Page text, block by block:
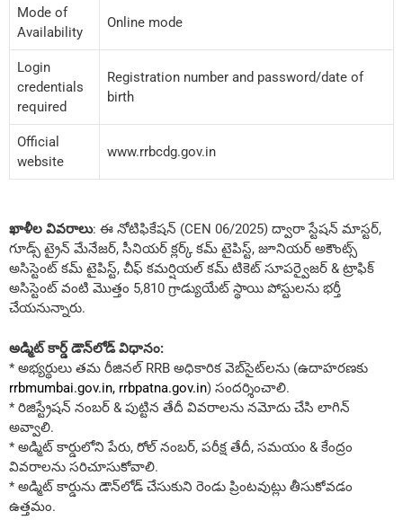
Mode of
Availability
Online mode
Login
credentials
required
Registration number and password/date of
birth
Official
website
www.rrbcdg.gov.in
ఖాళీల వివరాలు: ఈ నోటిఫికేషన్ (CEN 06/2025) ద్వారా స్టేషన్ మాస్టర్,
గూడ్స్ ట్రైన్ మేనేజర్, సీనియర్ క్లర్క్ కమ్ టైపిస్ట్, జూనియర్ అకౌంట్స్
అసిస్టెంట్ కమ్ టైపిస్ట్, చీఫ్ కమర్షియల్ కమ్ టికెట్ సూపర్వైజర్ & ట్రాఫిక్
అసిస్టెంట్ వంటి మొత్తం 5,810 గ్రాడ్యుయేట్ స్థాయి పోస్టులను భర్తీ
చేయనున్నారు.
అడ్మిట్ కార్డ్ డౌన్‌లోడ్ విధానం:
* అభ్యర్థులు తమ రీజినల్ RRB అధికారిక వెబ్‌సైట్‌లను (ఉదాహరణకు
rrbmumbai.gov.in, rrbpatna.gov.in) సందర్శించాలి.
* రిజిస్ట్రేషన్ నంబర్ & పుట్టిన తేదీ వివరాలను నమోదు చేసి లాగిన్
అవ్వాలి.
* అడ్మిట్ కార్డులోని పేరు, రోల్ నంబర్, పరీక్ష తేదీ, సమయం & కేంద్రం
వివరాలను సరిచూసుకోవాలి.
* అడ్మిట్ కార్డును డౌన్‌లోడ్ చేసుకుని రెండు ప్రింటవుట్లు తీసుకోవడం
ఉత్తమం.